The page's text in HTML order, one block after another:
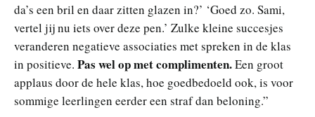
da’s een bril en daar zitten glazen in?’ ‘Goed zo. Sami,
vertel jij nu iets over deze pen.’ Zulke kleine succesjes
veranderen negatieve associaties met spreken in de klas
in positieve. Pas wel op met complimenten.Een groot
applaus door de hele klas, hoe goedbedoeld ook, is voor
sommige leerlingen eerder een straf dan beloning.”